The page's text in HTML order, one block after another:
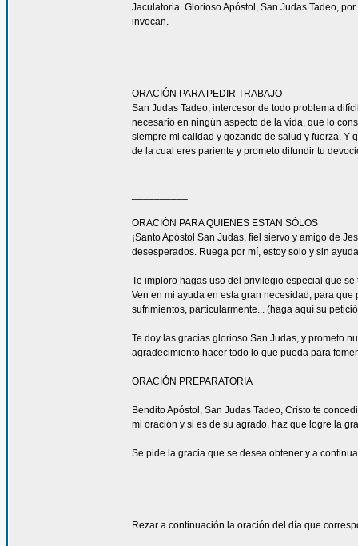
Jaculatoria. Glorioso Apóstol, San Judas Tadeo,
invocan.
ORACIÓN PARA PEDIR TRABAJO
San Judas Tadeo, intercesor de todo problema
necesario en ningún aspecto de la vida, que lo
siempre mi calidad y gozando de salud y fuerza. Y
de la cual eres pariente y prometo difundir tu
ORACIÓN PARA QUIENES ESTAN SÓLOS
¡Santo Apóstol San Judas, fiel siervo y amigo de
desesperados. Ruega por mí, estoy solo y sin
Te imploro hagas uso del privilegio especial que
Ven en mi ayuda en esta gran necesidad, para
sufrimientos, particularmente... (haga aquí su
Te doy las gracias glorioso San Judas, y prometo
agradecimiento hacer todo lo que pueda para
ORACIÓN PREPARATORIA
Bendito Apóstol, San Judas Tadeo, Cristo te
mi oración y si es de su agrado, haz que logre la
Se pide la gracia que se desea obtener y a
Rezar a continuación la oración del día que